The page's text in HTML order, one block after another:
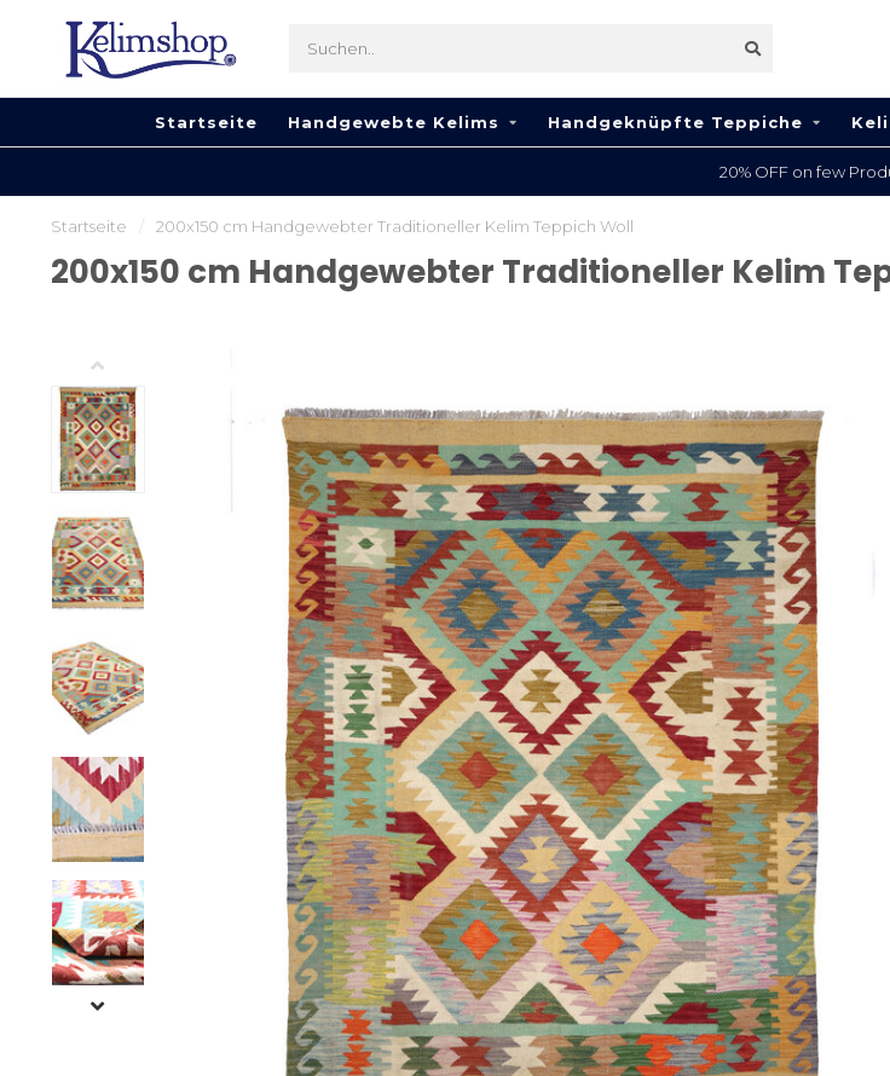
Startseite Handgewebte Kelims Handgeknüpfte Teppiche
100% Wool
Startseite 200x150 cm Handgewebter Traditioneller Kelim Teppich Woll
200x150 cm Handgewebter Traditioneller Kelim